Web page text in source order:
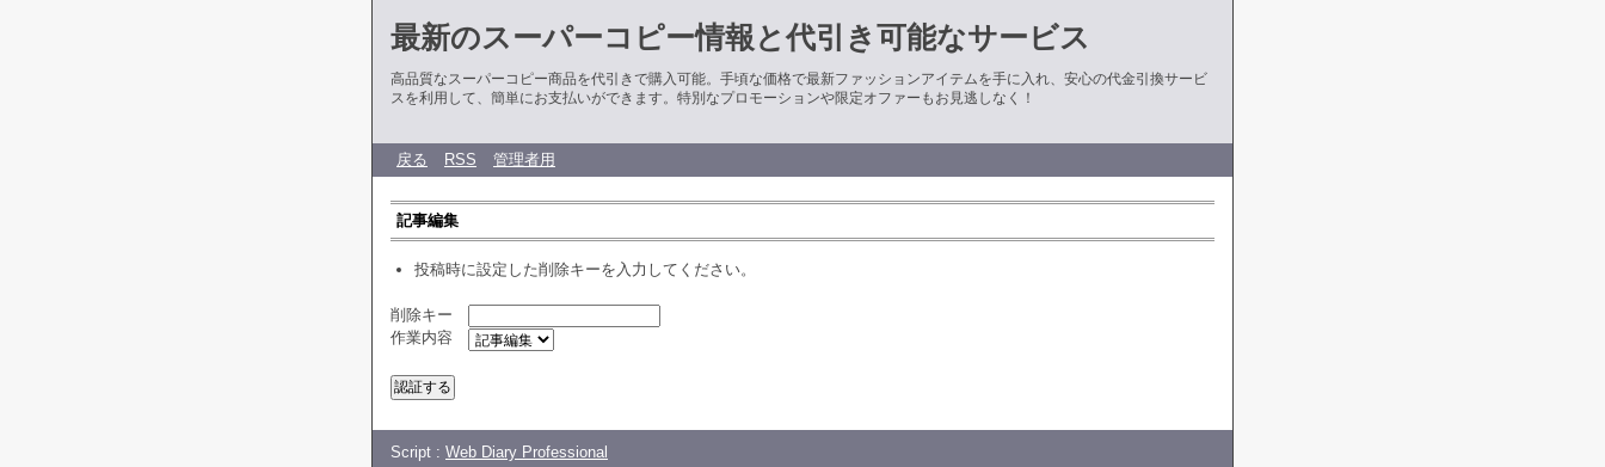
最新のスーパーコピー情報と代引き可能なサービス
高品質なスーパーコピー商品を代引きで購入可能。手頃な価格で最新ファッションアイテムを手に入れ、安心の代金引換サービ
スを利用して、簡単にお支払いができます。特別なプロモーションや限定オファーもお見逃しなく！
戻る RSS 管理者用
記事編集
投稿時に設定した削除キーを入力してください。
削除キー
作業内容
Script : Web Diary Professional